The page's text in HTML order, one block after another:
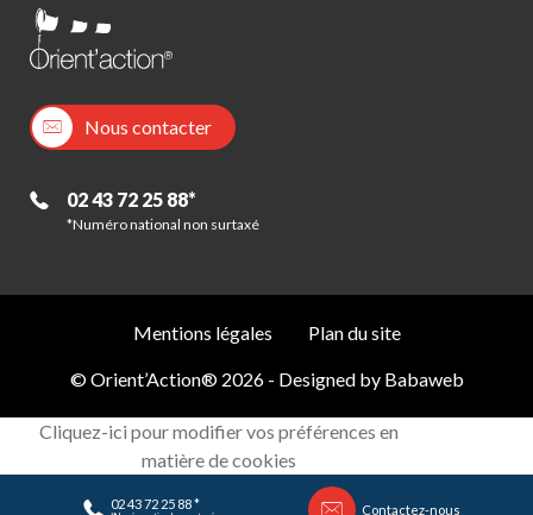
02 43 72 25 88 * Contactez-nous
Nous contacter
02 43 72 25 88*
*Numéro national non surtaxé
© Orient’Action® 2026 - Designed by Babaweb
Mentions légales Plan du site
Cliquez-ici pour modifier vos préférences en
matière de cookies